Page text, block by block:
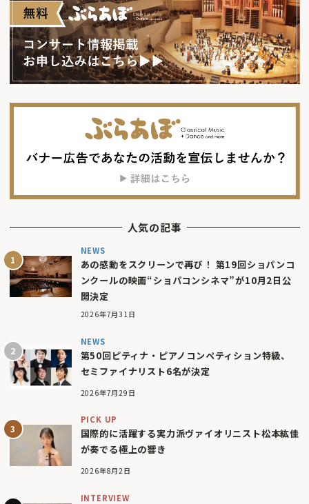
人気の記事
NEWS
あの感動をスクリーンで再び！ 第19回ショパンコ
ンクールの映画“ショパコンシネマ”が10月2日公
開決定
2026年7月31日
NEWS
第50回ピティナ・ピアノコンペティション特級、
セミファイナリスト6名が決定
2026年7月29日
PICK UP
国際的に活躍する実力派ヴァイオリニスト松本紘佳
が奏でる極上の響き
2026年8月2日
INTERVIEW